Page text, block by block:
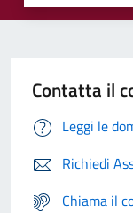
Contatta il
Leggi le
Richiedi
Chiama il